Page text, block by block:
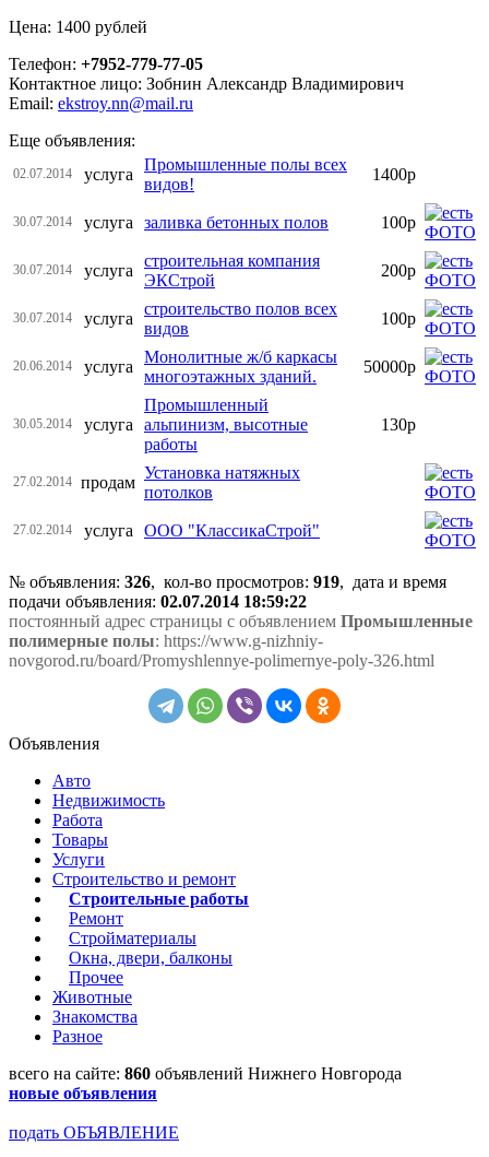
Цена: 1400 рублей
Телефон: +7952-779-77-05
Контактное лицо: Зобнин Александр Владимирович
Email: ekstroy.nn@mail.ru
Еще объявления:
02.07.2014 услуга
Промышленные полы всех
видов!
1400р
30.07.2014 услуга заливка бетонных полов 100р
30.07.2014 услуга
строительная компания
ЭКСтрой
200р
30.07.2014 услуга
строительство полов всех
видов
100р
20.06.2014 услуга
Монолитные ж/б каркасы
многоэтажных зданий.
50000р
30.05.2014 услуга
Промышленный
альпинизм, высотные
работы
130р
27.02.2014 продам
Установка натяжных
потолков
27.02.2014 услуга ООО "КлассикаСтрой"
№ объявления: 326, кол-во просмотров: 919, дата и время
подачи объявления: 02.07.2014 18:59:22
постоянный адрес страницы с объявлением Промышленные
полимерные полы: https://www.g-nizhniy-
novgorod.ru/board/Promyshlennye-polimernye-poly-326.html
Объявления
Авто
Недвижимость
Работа
Товары
Услуги
Строительство и ремонт
Строительные работы
Ремонт
Стройматериалы
Окна, двери, балконы
Прочее
Животные
Знакомства
Разное
всего на сайте: 860 объявлений Нижнего Новгорода
новые объявления
подать ОБЪЯВЛЕНИЕ